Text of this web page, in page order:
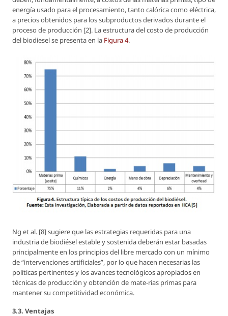
energía usado para el procesamiento, tanto calórica como eléctrica,
a precios obtenidos para los subproductos derivados durante el
proceso de producción [2]. La estructura del costo de producción
del biodiesel se presenta en la Figura 4.
Ng et al. [8] sugiere que las estrategias requeridas para una
industria de biodiésel estable y sostenida deberán estar basadas
principalmente en los principios del libre mercado con un mínimo
de “intervenciones artificiales”, por lo que hacen necesarias las
políticas pertinentes y los avances tecnológicos apropiados en
técnicas de producción y obtención de mate-rias primas para
mantener su competitividad económica.
3.3. Ventajas